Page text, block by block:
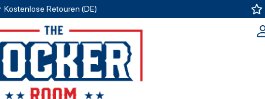
Kostenlose Retouren (DE)